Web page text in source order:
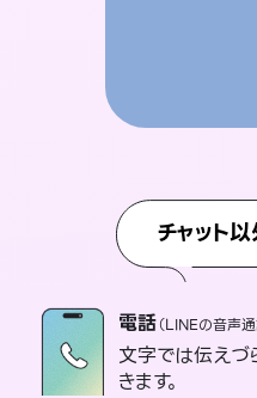
チャット
電話（LINEの音声通
文字では伝えづ
きます。